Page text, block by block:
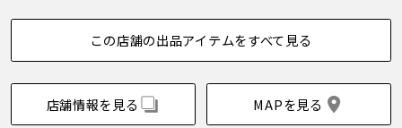
この店舗の出品アイテムをすべて見る
店舗情報を見る MAPを見る